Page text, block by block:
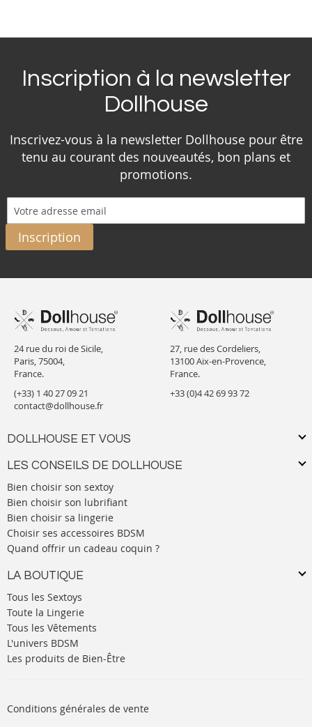
Inscription à la newsletter
Dollhouse
Inscrivez-vous à la newsletter Dollhouse pour être
tenu au courant des nouveautés, bon plans et
promotions.
Inscription
24 rue du roi de Sicile,
Paris, 75004,
France.
(+33) 1 40 27 09 21
contact@dollhouse.fr
DOLLHOUSE ET VOUS
LES CONSEILS DE DOLLHOUSE
Bien choisir son sextoy
Bien choisir son lubrifiant
Bien choisir sa lingerie
Choisir ses accessoires BDSM
Quand offrir un cadeau coquin ?
LA BOUTIQUE
Tous les Sextoys
Toute la Lingerie
Tous les Vêtements
L'univers BDSM
Les produits de Bien-Être
27, rue des Cordeliers,
13100 Aix-en-Provence,
France.
+33 (0)4 42 69 93 72
Conditions générales de vente